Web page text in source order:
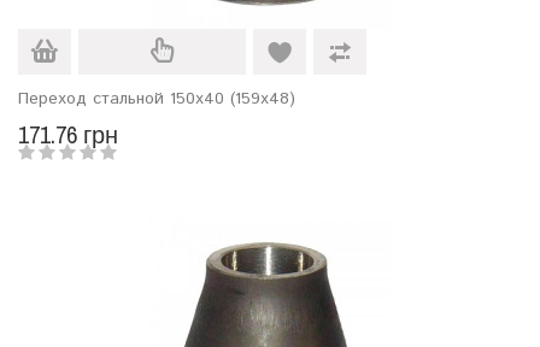
Переход стальной 150х40 (159х48)
171.76 грн